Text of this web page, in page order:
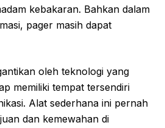
kebakaran. Bahkan dalam
pager masih dapat
oleh teknologi yang
memiliki tempat tersendiri
Alat sederhana ini pernah
dan kemewahan di